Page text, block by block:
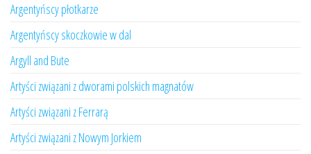
Argentyńscy płotkarze
Argentyńscy skoczkowie w dal
Argyll and Bute
Artyści związani z dworami polskich magnatów
Artyści związani z Ferrarą
Artyści związani z Nowym Jorkiem